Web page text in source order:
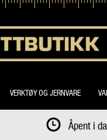
VERKTØY OG JERNVARE
Åpent i